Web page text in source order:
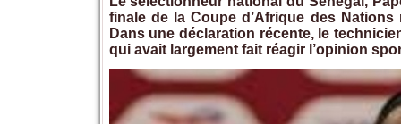
finale de la Coupe d’Afrique des
Dans une déclaration récente, le
qui avait largement fait réagir l’opinion